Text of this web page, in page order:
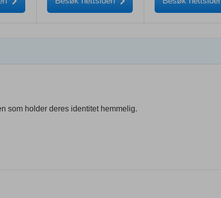
som holder deres identitet hemmelig.